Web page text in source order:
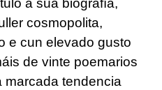
á súa biografía,
cosmopolita,
e cun elevado gusto
de vinte poemarios
marcada tendencia